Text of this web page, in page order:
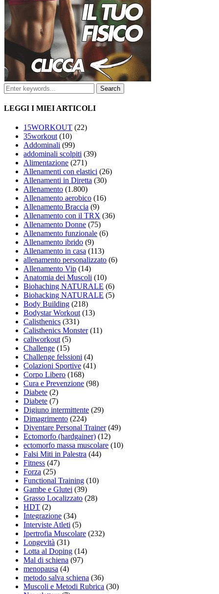
LEGGI I MIEI ARTICOLI
15WORKOUT (22)
35workout (10)
Addominali (99)
addominali scolpiti (39)
Alimentazione (271)
Allenamenti con elastici (26)
Allenamenti in Diretta (30)
Allenamento (1.800)
Allenamento aerobico (16)
Allenamento Braccia (9)
Allenamento con il TRX (36)
Allenamento Donne (75)
Allenamento funzionale (6)
Allenamento ibrido (9)
Allenamento in casa (113)
allenamento personalizzato (6)
Allenamento Vip (14)
Anatomia dei Muscoli (10)
Biohaching NATURALE (6)
Biohacking NATURALE (5)
Body Building (218)
Bodystar Workout (13)
Calisthenics (331)
Calisthenics Monster(11)
caliworkout (5)
Challenge (15)
Challenge felssioni (4)
Colazioni Sportive (41)
Corpo Libero (168)
Cura e Prevenzione (98)
Diabete (2)
Diabete (7)
Digiuno intermittente (29)
Dimagrimento (224)
Diventare Personal Trainer(49)
Ectomorfo (hardgainer) (12)
ectomorfo massa muscolare (10)
Falsi Miti in Palestra (44)
Fitness (47)
Forza (25)
Functional Training (10)
Gambe e Glutei (39)
Grasso Localizzato (28)
HDT (2)
Integrazione (34)
Interviste Atleti (5)
Ipertrofia Muscolare (232)
Longevità (31)
Lotta al Doping (14)
Mal di schiena (97)
menopausa (4)
metodo salva schiena (36)
Muscoli e Metodi Rubrica (30)